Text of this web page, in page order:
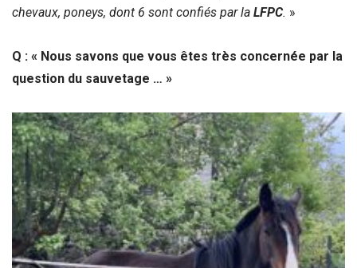
chevaux, poneys, dont 6 sont confiés par la LFPC. »
Q : « Nous savons que vous êtes très concernée par la
question du sauvetage … »